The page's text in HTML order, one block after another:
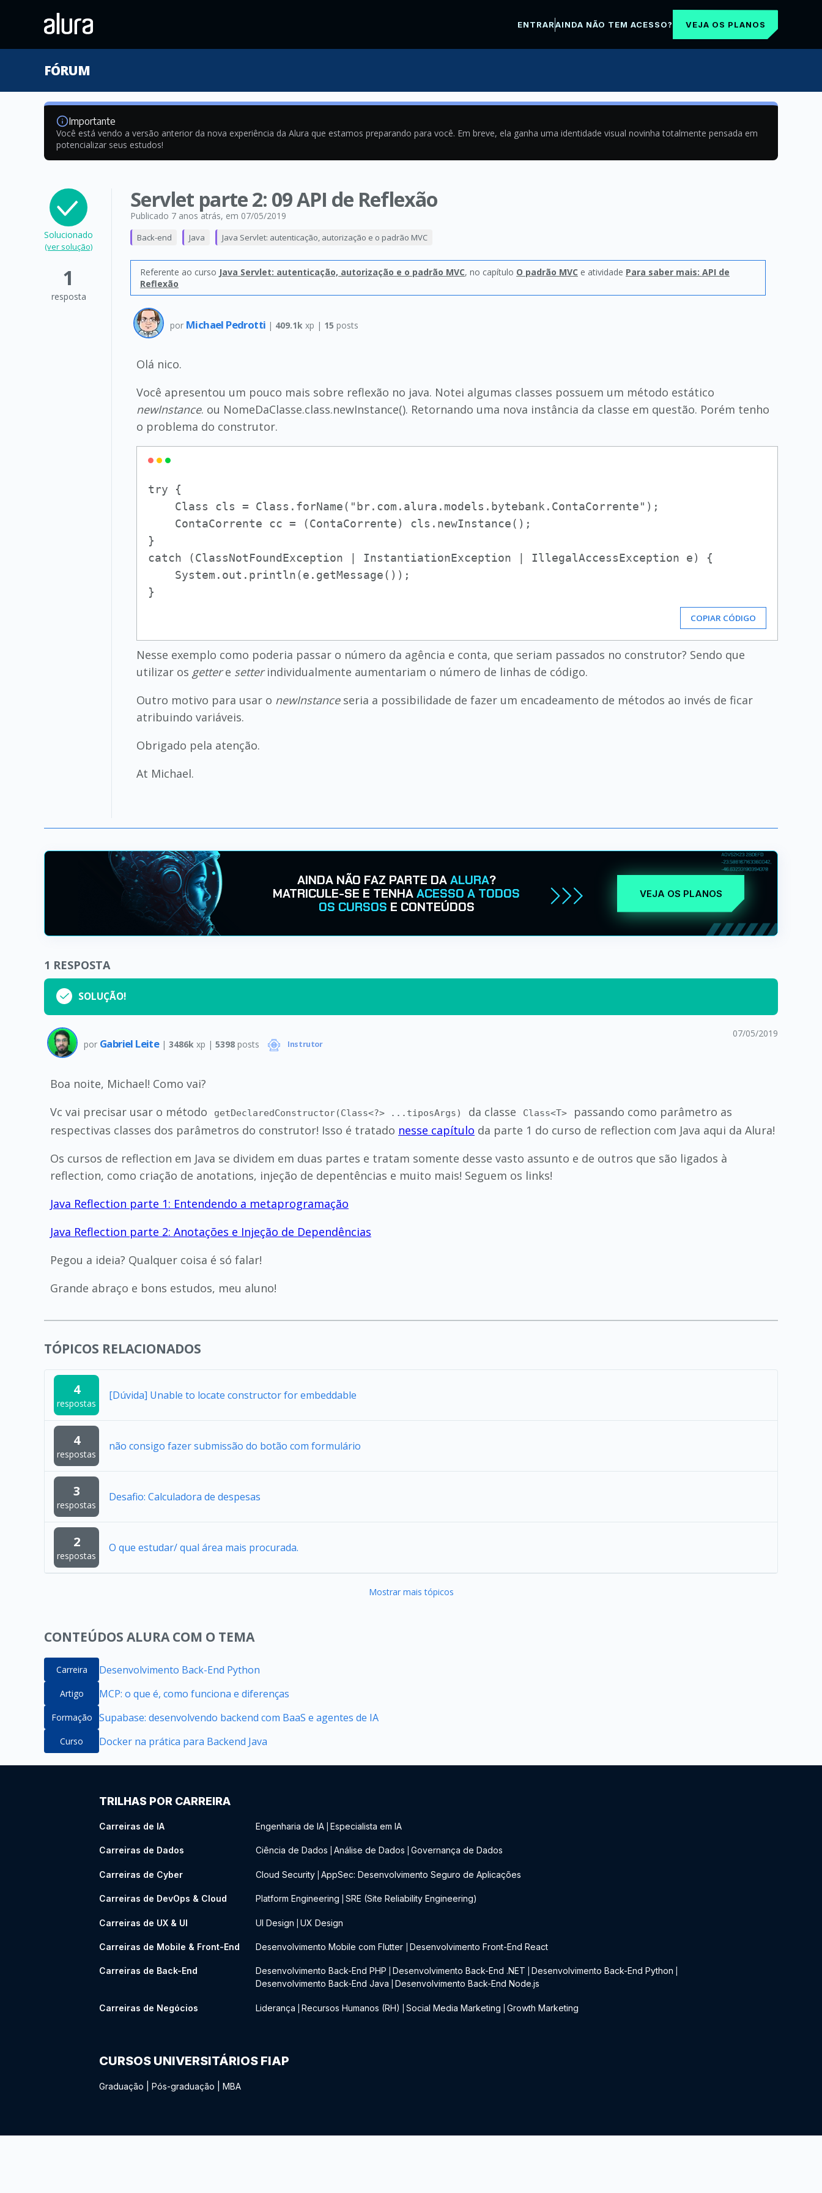
ENTRARAINDA NÃO TEM ACESSO? VEJA OS PLANOS
FÓRUM
Importante
Você está vendo a versão anterior da nova experiência da Alura que estamos preparando para você. Em breve, ela ganha uma identidade visual novinha totalmente pensada em
potencializar seus estudos!
Solucionado
(ver solução)
1
resposta
Servlet parte 2: 09 API de Reflexão
Publicado 7 anos atrás, em 07/05/2019
Back-end Java Java Servlet: autenticação, autorização e o padrão MVC
Referente ao curso Java Servlet: autenticação, autorização e o padrão MVC, no capítulo O padrão MVC e atividade Para saber mais: API de
Reflexão
por Michael Pedrotti | 409.1k xp | 15 posts
Olá nico.
Você apresentou um pouco mais sobre reflexão no java. Notei algumas classes possuem um método estático
newInstance. ou NomeDaClasse.class.newInstance(). Retornando uma nova instância da classe em questão. Porém tenho
o problema do construtor.
try {
    Class cls = Class.forName("br.com.alura.models.bytebank.ContaCorrente");
    ContaCorrente cc = (ContaCorrente) cls.newInstance();
}
catch (ClassNotFoundException | InstantiationException | IllegalAccessException e) {
    System.out.println(e.getMessage());
COPIAR CÓDIGO
Nesse exemplo como poderia passar o número da agência e conta, que seriam passados no construtor? Sendo que
utilizar os gettere setterindividualmente aumentariam o número de linhas de código.
Outro motivo para usar o newInstanceseria a possibilidade de fazer um encadeamento de métodos ao invés de ficar
atribuindo variáveis.
Obrigado pela atenção.
At Michael.
AINDA NÃO FAZ PARTE DAALURA?
MATRICULE-SE E TENHAACESSO A TODOS
OS CURSOS E CONTEÚDOS
VEJA OS PLANOS
1 RESPOSTA
SOLUÇÃO!
por Gabriel Leite | 3486k xp | 5398posts Instrutor
07/05/2019
Boa noite, Michael! Como vai?
Vc vai precisar usar o método
getDeclaredConstructor(Class<?> ...tiposArgs) da classe Class<T>
passando como parâmetro as
respectivas classes dos parâmetros do construtor! Isso é tratado nesse capítulo da parte 1 do curso de reflection com Java aqui da Alura!
Os cursos de reflection em Java se dividem em duas partes e tratam somente desse vasto assunto e de outros que são ligados à
reflection, como criação de anotations, injeção de depentências e muito mais! Seguem os links!
Java Reflection parte 1: Entendendo a metaprogramação
Java Reflection parte 2: Anotações e Injeção de Dependências
Pegou a ideia? Qualquer coisa é só falar!
Grande abraço e bons estudos, meu aluno!
TÓPICOS RELACIONADOS
4
respostas
[Dúvida] Unable to locate constructor for embeddable
4
respostas
não consigo fazer submissão do botão com formulário
3
respostas
Desafio: Calculadora de despesas
2
respostas
O que estudar/ qual área mais procurada.
Mostrar mais tópicos
CONTEÚDOS ALURA COM O TEMA
Carreira Desenvolvimento Back-End Python
Artigo MCP: o que é, como funciona e diferenças
Formação Supabase: desenvolvendo backend com BaaS e agentes de IA
Curso Docker na prática para Backend Java
TRILHAS POR CARREIRA
Carreiras de IA Engenharia de IA Especialista em IA
Carreiras de Dados Ciência de Dados Análise de Dados Governança de Dados
Carreiras de Cyber Cloud Security AppSec: Desenvolvimento Seguro de Aplicações
Carreiras de DevOps & Cloud Platform Engineering SRE (Site Reliability Engineering)
Carreiras de UX & UI UI Design UX Design
Carreiras de Mobile & Front-End Desenvolvimento Mobile com Flutter Desenvolvimento Front-End React
Carreiras de Back-End Desenvolvimento Back-End PHP Desenvolvimento Back-End .NET Desenvolvimento Back-End Python
Desenvolvimento Back-End Java Desenvolvimento Back-End Node.js
Carreiras de Negócios Liderança Recursos Humanos (RH) Social Media Marketing Growth Marketing
CURSOS UNIVERSITÁRIOS FIAP
Graduação Pós-graduação MBA